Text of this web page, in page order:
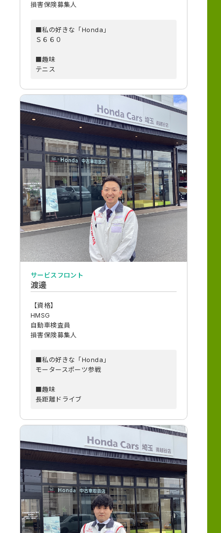
損害保険募集人
■私の好きな「Honda」
Ｓ６６０
■趣味
テニス
サービスフロント
渡邊
【資格】
HMSG
自動車検査員
損害保険募集人
■私の好きな「Honda」
モータースポーツ参戦
■趣味
長距離ドライブ